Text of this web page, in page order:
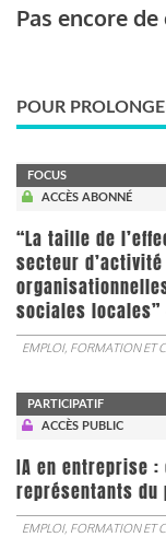
Pas encore
POUR
FOCUS
ACCÈS ABONNÉ
“La taille de
secteur
sociales locales”
EMPLOI, FORMATION ET
PARTICIPATIF
ACCÈS PUBLIC
IA en entreprise
représentants du
EMPLOI, FORMATION ET